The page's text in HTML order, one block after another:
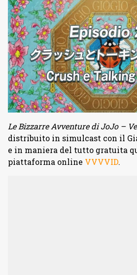
Le Bizzarre Avventure di JoJo –
distribuito in simulcast con il
e in maniera del tutto gratuita
piattaforma online VVVVID.